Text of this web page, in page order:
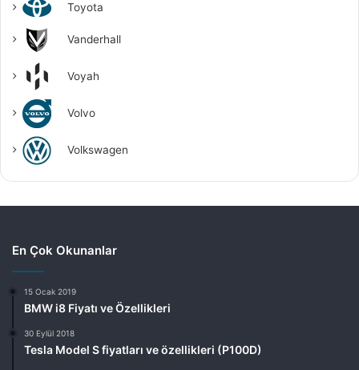
Toyota
Vanderhall
Voyah
Volvo
Volkswagen
En Çok Okunanlar
15 Ocak 2019
BMW i8 Fiyatı ve Özellikleri
30 Eylül 2018
Tesla Model S fiyatları ve özellikleri (P100D)